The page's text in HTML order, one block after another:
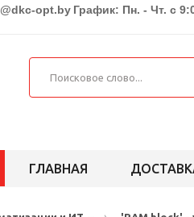
opt.by График: Пн. - Чт. с
ГЛАВНАЯ